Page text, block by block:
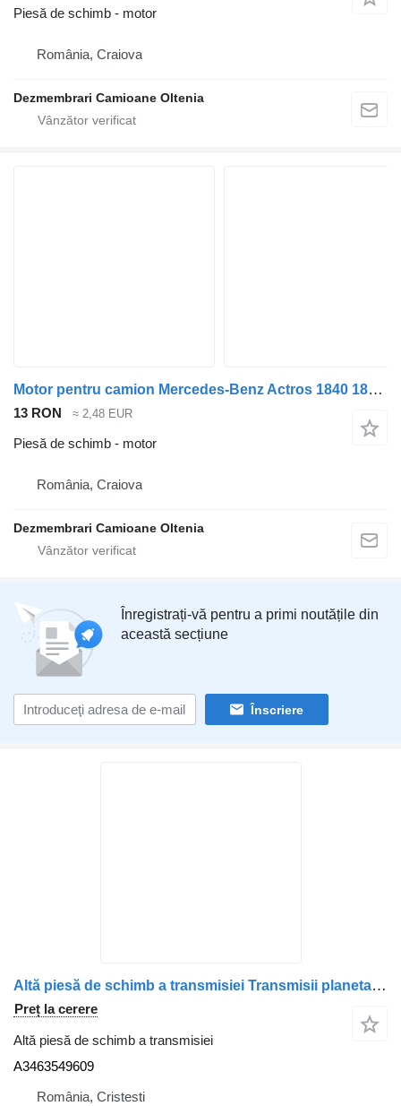
Piesă de schimb - motor
România, Craiova
Dezmembrari Camioane Oltenia
Motor pentru camion Mercedes-Benz Actros 1840 1843 1848 1835 1845
13 RON ≈ 2,48 EUR
Piesă de schimb - motor
România, Craiova
Dezmembrari Camioane Oltenia
Înregistrați-vă pentru a primi noutățile din
această secțiune
Înscriere
Altă piesă de schimb a transmisiei Transmisii planetare satelit gear A3463549609 pentru camion Mercedes-Benz Actros MP1 1835
Preț la cerere
Altă piesă de schimb a transmisiei
A3463549609
România, Cristesti